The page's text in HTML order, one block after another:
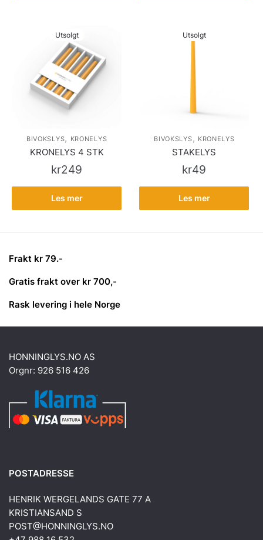
Utsolgt
BIVOKSLYS, KRONELYS
KRONELYS 4 STK
kr249
Les mer
Utsolgt
BIVOKSLYS, KRONELYS
STAKELYS
kr49
Les mer
Frakt kr 79.-
Gratis frakt over kr 700,-
Rask levering i hele Norge
HONNINGLYS.NO AS
Orgnr: 926 516 426
POSTADRESSE
HENRIK WERGELANDS GATE 77 A
KRISTIANSAND S
POST@HONNINGLYS.NO